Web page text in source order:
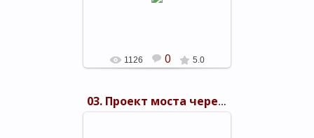
1126 0 5.0
03. Проект моста через Керченский пролив 1949 г.